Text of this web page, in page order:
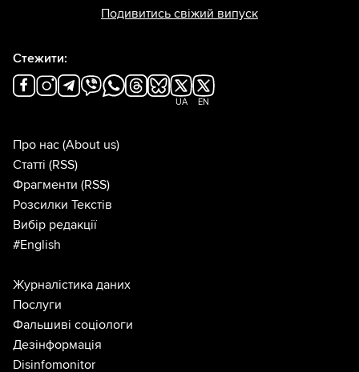
Подивитись свіжий випуск
Стежити:
UA EN
Про нас (About us)
Статті (RSS)
Фрагменти (RSS)
Розсилки Текстів
Вибір редакції
#English
Журналістика даних
Послуги
Фальшиві соціологи
Дезінформація
Disinfomonitor